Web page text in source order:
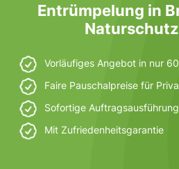
Entrümpelung in
Vorläufiges Angebot in nur
Faire Pauschalpreise für
Sofortige
Mit Zufriedenheitsgarantie